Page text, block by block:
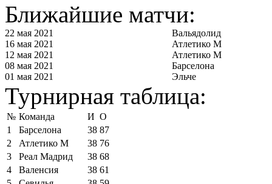
Ближайшие матчи:
22 мая 2021
Вальядолид
16 мая 2021
Атлетико М
12 мая 2021
Атлетико М
08 мая 2021
Барселона
01 мая 2021
Эльче
Турнирная таблица:
№ Команда И О
1
Барселона 38 87
2
Атлетико М 38 76
3
Реал Мадрид 38 68
4
Валенсия 38 61